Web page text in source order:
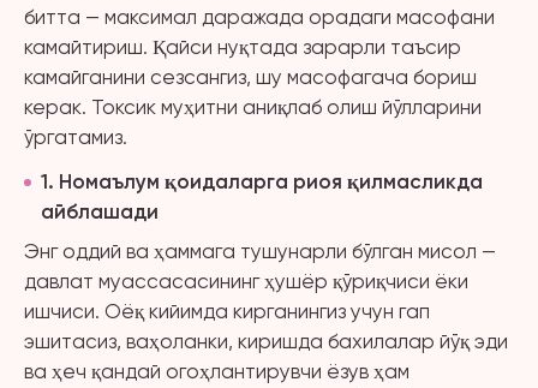
битта — максимал даражада орадаги масофани
камайтириш. Қайси нуқтада зарарли таъсир
камайганини сезсангиз, шу масофагача бориш
керак. Токсик муҳитни аниқлаб олиш йўлларини
ўргатамиз.
1. Номаълум қоидаларга риоя қилмасликда
айблашади
Энг оддий ва ҳаммага тушунарли бўлган мисол —
давлат муассасасининг ҳушёр қўриқчиси ёки
ишчиси. Оёқ кийимда кирганингиз учун гап
эшитасиз, ваҳоланки, киришда бахилалар йўқ эди
ва ҳеч қандай огоҳлантирувчи ёзув ҳам